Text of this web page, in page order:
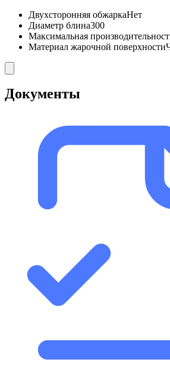
Двухсторонняя обжаркаНет
Диаметр блина300
Максимальная
Материал жарочной поверхности
Документы